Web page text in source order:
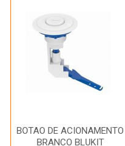
BOTAO DE ACIONAMENTO
BRANCO BLUKIT